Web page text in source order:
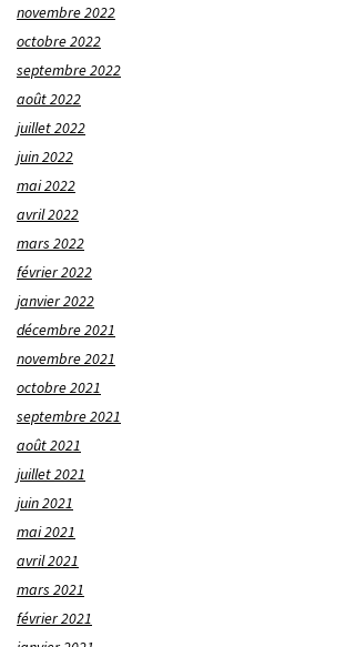
novembre 2022
octobre 2022
septembre 2022
août 2022
juillet 2022
juin 2022
mai 2022
avril 2022
mars 2022
février 2022
janvier 2022
décembre 2021
novembre 2021
octobre 2021
septembre 2021
août 2021
juillet 2021
juin 2021
mai 2021
avril 2021
mars 2021
février 2021